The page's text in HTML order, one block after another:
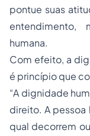
pontue suas
entendimento,
humana.
Com efeito, a
é princípio que
“A dignidade
direito. A pessoa
qual decorrem